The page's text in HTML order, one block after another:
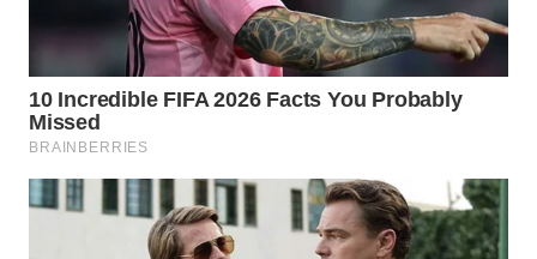
TANGERANG
WN
BINJAI
CIREBON